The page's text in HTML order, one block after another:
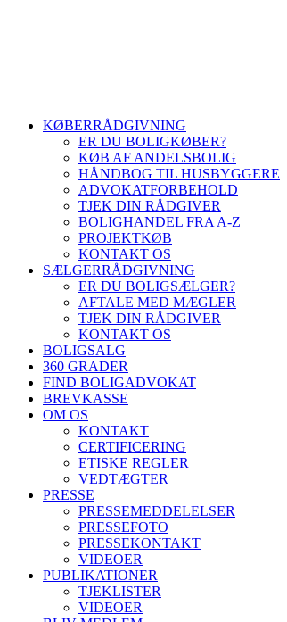
KØBERRÅDGIVNING
ER DU BOLIGKØBER?
KØB AF ANDELSBOLIG
HÅNDBOG TIL HUSBYGGERE
ADVOKATFORBEHOLD
TJEK DIN RÅDGIVER
BOLIGHANDEL FRA A-Z
PROJEKTKØB
KONTAKT OS
SÆLGERRÅDGIVNING
ER DU BOLIGSÆLGER?
AFTALE MED MÆGLER
TJEK DIN RÅDGIVER
KONTAKT OS
BOLIGSALG
360 GRADER
FIND BOLIGADVOKAT
BREVKASSE
OM OS
KONTAKT
CERTIFICERING
ETISKE REGLER
VEDTÆGTER
PRESSE
PRESSEMEDDELELSER
PRESSEFOTO
PRESSEKONTAKT
VIDEOER
PUBLIKATIONER
TJEKLISTER
VIDEOER